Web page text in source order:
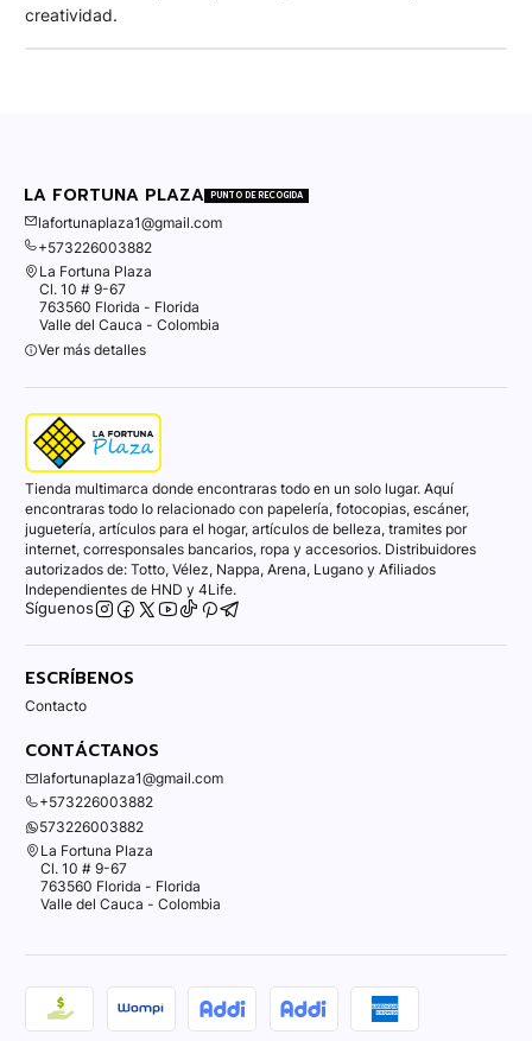
creatividad.
LA FORTUNA PLAZA PUNTO DE RECOGIDA
lafortunaplaza1@gmail.com
+573226003882
La Fortuna Plaza
Cl. 10 # 9-67
763560 Florida - Florida
Valle del Cauca - Colombia
Ver más detalles
Tienda multimarca donde encontraras todo en un solo lugar. Aquí
encontraras todo lo relacionado con papelería, fotocopias, escáner,
juguetería, artículos para el hogar, artículos de belleza, tramites por
internet, corresponsales bancarios, ropa y accesorios. Distribuidores
autorizados de: Totto, Vélez, Nappa, Arena, Lugano y Afiliados
Independientes de HND y 4Life.
Síguenos
ESCRÍBENOS
Contacto
CONTÁCTANOS
lafortunaplaza1@gmail.com
+573226003882
573226003882
La Fortuna Plaza
Cl. 10 # 9-67
763560 Florida - Florida
Valle del Cauca - Colombia